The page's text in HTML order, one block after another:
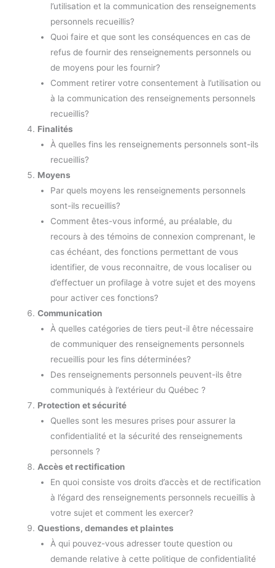
l’utilisation et la communication des renseignements
personnels recueillis?
Quoi faire et que sont les conséquences en cas de
refus de fournir des renseignements personnels ou
de moyens pour les fournir?
Comment retirer votre consentement à l’utilisation ou
à la communication des renseignements personnels
recueillis?
Finalités
À quelles fins les renseignements personnels sont-ils
recueillis?
Moyens
Par quels moyens les renseignements personnels
sont-ils recueillis?
Comment êtes-vous informé, au préalable, du
recours à des témoins de connexion comprenant, le
cas échéant, des fonctions permettant de vous
identifier, de vous reconnaitre, de vous localiser ou
d’effectuer un profilage à votre sujet et des moyens
pour activer ces fonctions?
Communication
À quelles catégories de tiers peut-il être nécessaire
de communiquer des renseignements personnels
recueillis pour les fins déterminées?
Des renseignements personnels peuvent-ils être
communiqués à l’extérieur du Québec ?
Protection et sécurité
Quelles sont les mesures prises pour assurer la
confidentialité et la sécurité des renseignements
personnels ?
Accès et rectification
En quoi consiste vos droits d’accès et de rectification
à l’égard des renseignements personnels recueillis à
votre sujet et comment les exercer?
Questions, demandes et plaintes
À qui pouvez-vous adresser toute question ou
demande relative à cette politique de confidentialité